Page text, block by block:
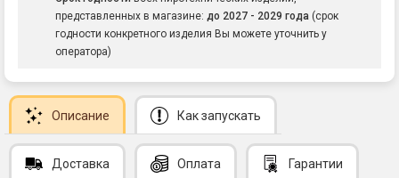
представленных в магазине: до 2027 - 2029 года (срок
годности конкретного изделия Вы можете уточнить у
оператора)
Описание Как запускать
Доставка Оплата Гарантии